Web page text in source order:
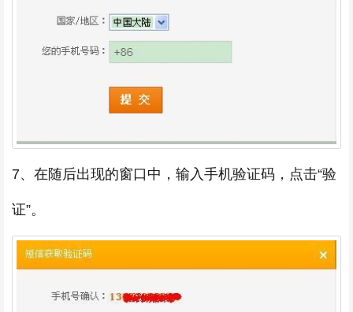
7、在随后出现的窗口中，输入手机验证码，点击“验
证”。